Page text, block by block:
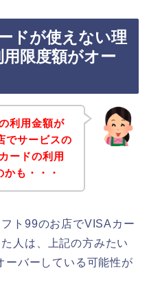
ドが使えない理
限度額がオー
利用金額が
でサービスの
ードの利用
も・・・
ト99のお店でVISAカー
人は、上記の方みたい
ーバーしている可能性が